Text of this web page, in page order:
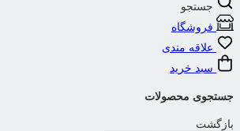
جستجو
فروشگاه
علاقه مندی
سبد خرید
جستجوی محصولات
بازگشت